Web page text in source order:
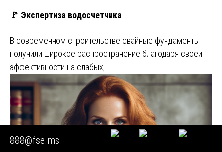
🚩 Экспертиза водосчетчика
В современном строительстве свайные фундаменты
получили широкое распространение благодаря своей
эффективности на слабых,…
888@fse.ms